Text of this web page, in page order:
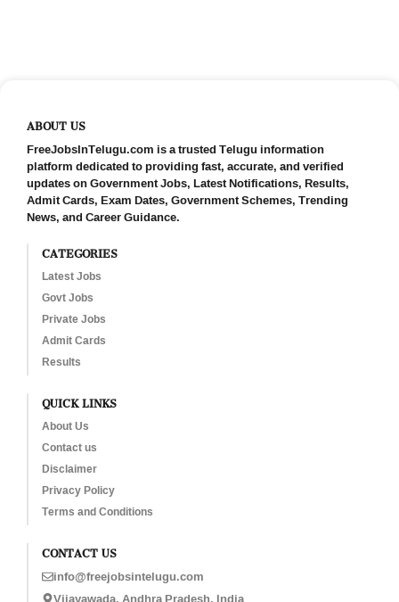
ABOUT US
FreeJobsInTelugu.com is a trusted Telugu information
platform dedicated to providing fast, accurate, and verified
updates on Government Jobs, Latest Notifications, Results,
Admit Cards, Exam Dates, Government Schemes, Trending
News, and Career Guidance.
CATEGORIES
Latest Jobs
Govt Jobs
Private Jobs
Admit Cards
Results
QUICK LINKS
About Us
Contact us
Disclaimer
Privacy Policy
Terms and Conditions
CONTACT US
info@freejobsintelugu.com